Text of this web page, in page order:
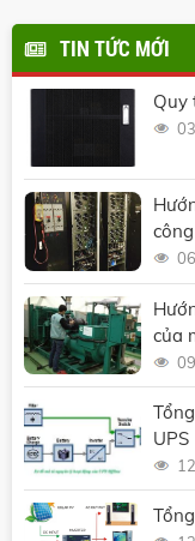
TIN TỨC MỚI
Quy
của
UPS